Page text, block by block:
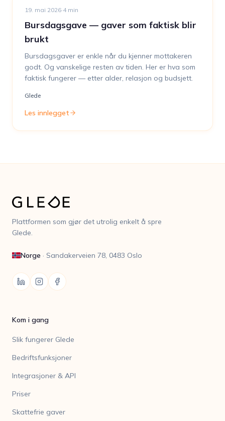
19. mai 2026·4min
Bursdagsgave — gaver som faktisk blir
brukt
Bursdagsgaver er enkle når du kjenner mottakeren
godt. Og vanskelige resten av tiden. Her er hva som
faktisk fungerer — etter alder, relasjon og budsjett.
Glede
Les innlegget
Plattformen som gjør det utrolig enkelt å spre
Glede.
Norge · Sandakerveien 78, 0483 Oslo
Kom i gang
Slik fungerer Glede
Bedriftsfunksjoner
Integrasjoner & API
Priser
Skattefrie gaver